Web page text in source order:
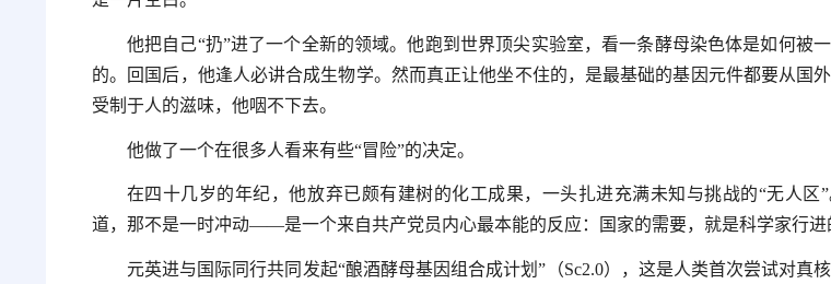
他把自己“扔”进了一个全新的领域。他跑到世界顶尖实验室，看一条酵母染色体是如何被
的。回国后，他逢人必讲合成生物学。然而真正让他坐不住的，是最基础的基因元件都要从
受制于人的滋味，他咽不下去。
他做了一个在很多人看来有些“冒险”的决定。
在四十几岁的年纪，他放弃已颇有建树的化工成果，一头扎进充满未知与挑战的“无人区
道，那不是一时冲动——是一个来自共产党员内心最本能的反应：国家的需要，就是科学家行进
元英进与国际同行共同发起“酿酒酵母基因组合成计划”（Sc2.0），这是人类首次尝试对真